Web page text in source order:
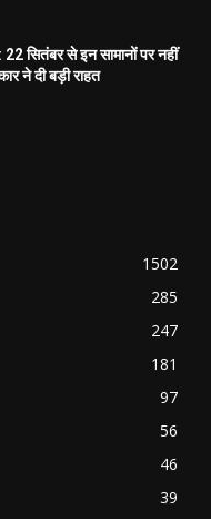
सितंबर से इन सामानों पर नहीं
ने दी बड़ी राहत
1502
285
247
181
97
56
46
39